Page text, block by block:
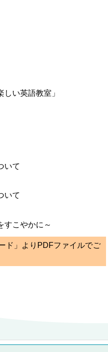
い英語教室」
いて
いて
すこやかに～
ド」よりPDFファイルでご